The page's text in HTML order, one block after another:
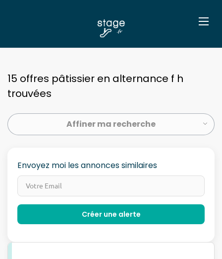
15 offres pâtissier en alternance f h
trouvées
Affiner ma recherche
Envoyez moi les annonces similaires